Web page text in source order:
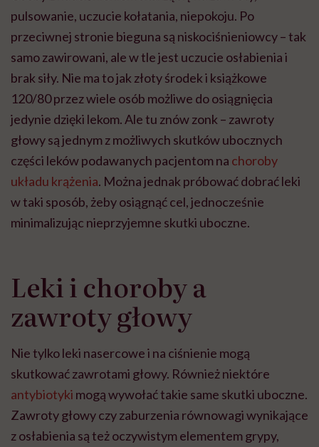
pulsowanie, uczucie kołatania, niepokoju. Po
przeciwnej stronie bieguna są niskociśnieniowcy – tak
samo zawirowani, ale w tle jest uczucie osłabienia i
brak siły. Nie ma to jak złoty środek i książkowe
120/80 przez wiele osób możliwe do osiągnięcia
jedynie dzięki lekom. Ale tu znów zonk – zawroty
głowy są jednym z możliwych skutków ubocznych
części leków podawanych pacjentom na choroby
układu krążenia. Można jednak próbować dobrać leki
w taki sposób, żeby osiągnąć cel, jednocześnie
minimalizując nieprzyjemne skutki uboczne.
Leki i choroby a
zawroty głowy
Nie tylko leki nasercowe i na ciśnienie mogą
skutkować zawrotami głowy. Również niektóre
antybiotyki mogą wywołać takie same skutki uboczne.
Zawroty głowy czy zaburzenia równowagi wynikające
z osłabienia są też oczywistym elementem grypy,